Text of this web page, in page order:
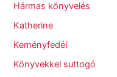
Hármas könyvelés
Katherine
Keményfedél
Könyvekkel suttogó